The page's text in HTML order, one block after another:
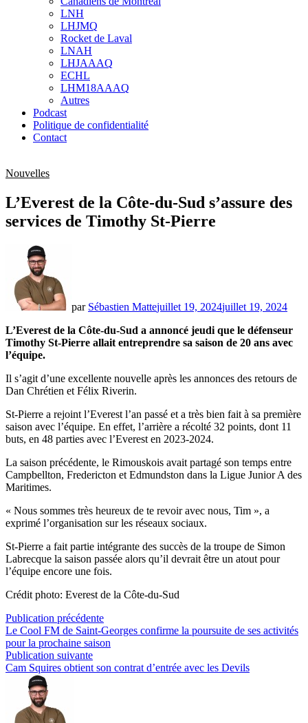
sub
menu
LNH
LHJMQ
Rocket de Laval
LNAH
LHJAAAQ
ECHL
LHM18AAAQ
Autres
Podcast
Politique de confidentialité
Contact
Nouvelles
L’Everest de la Côte-du-Sud s’assure des
services de Timothy St-Pierre
par Sébastien Mattejuillet 19, 2024juillet 19, 2024
L’Everest de la Côte-du-Sud a annoncé jeudi que le défenseur
Timothy St-Pierre allait entreprendre sa saison de 20 ans avec
l’équipe.
Il s’agit d’une excellente nouvelle après les annonces des retours de
Dan Chrétien et Félix Riverin.
St-Pierre a rejoint l’Everest l’an passé et a très bien fait à sa première
saison avec l’équipe. En effet, l’arrière a récolté 32 points, dont 11
buts, en 48 parties avec l’Everest en 2023-2024.
La saison précédente, le Rimouskois avait partagé son temps entre
Campbellton, Fredericton et Edmundston dans la Ligue Junior A des
Maritimes.
« Nous sommes très heureux de te revoir avec nous, Tim », a
exprimé l’organisation sur les réseaux sociaux.
St-Pierre a fait partie intégrante des succès de la troupe de Simon
Labrecque la saison passée alors qu’il devrait être un atout pour
l’équipe encore une fois.
Crédit photo: Everest de la Côte-du-Sud
Navigation
de
l’article
Publication précédentePublication
précédente :
Le Cool FM de Saint-Georges confirme la poursuite de ses activités
pour la prochaine saison
Publication suivantePublication
suivante :
Cam Squires obtient son contrat d’entrée avec les Devils